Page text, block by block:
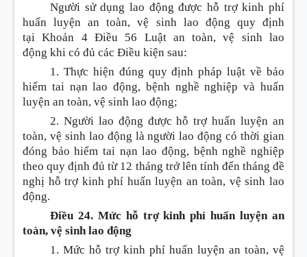
Người sử dụng lao động được hỗ trợ kinh phí
huấn luyện an toàn, vệ sinh lao động quy định
tạiKhoản 4 Điều 56 Luật an toàn, vệ sinh lao
động khi có đủ các Điều kiện sau:
1. Thực hiện đúng quy định pháp luật về bảo
hiểm tai nạn lao động, bệnh nghề nghiệp và huấn
luyện an toàn, vệ sinh lao động;
2. Người lao động được hỗ trợ huấn luyện an
toàn, vệ sinh lao động là người lao động có thời gian
đóng bảo hiểm tai nạn lao động, bệnh nghềnghiệp
theo quy định đủ từ 12 tháng trở lên tính đến tháng đề
nghị hỗ trợ kinh phí huấn luyện an toàn, vệ sinh lao
động.
Điều 24. Mức hỗ trợ kinh phí huấn luyện an
toàn, vệ sinh lao động
1. Mức hỗ trợ kinh phí huấn luyện an toàn, vệ